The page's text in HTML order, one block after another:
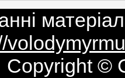
Copyright ©